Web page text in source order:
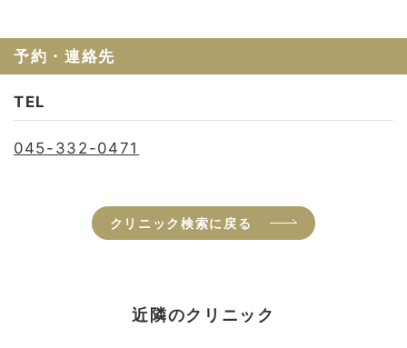
予約・連絡先
TEL
045-332-0471
クリニック検索に戻る
近隣のクリニック